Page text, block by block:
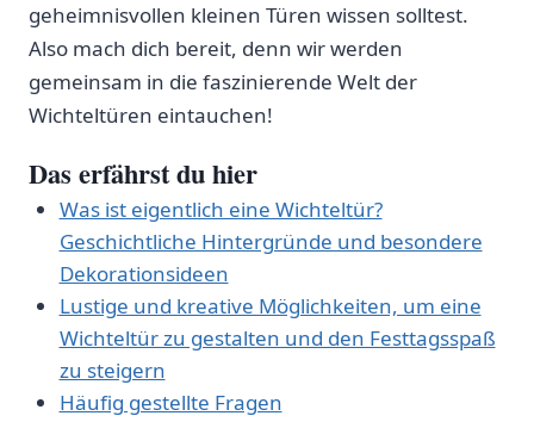
geheimnisvollen kleinen‌ Türen wissen solltest.
Also‌ mach dich ​bereit,⁣ denn wir ⁢werden
gemeinsam in die faszinierende⁣ Welt der
Wichteltüren eintauchen!
Das erfährst du hier
Was ist eigentlich eine​ Wichteltür?
‍Geschichtliche Hintergründe und besondere
Dekorationsideen
Lustige und ⁢kreative Möglichkeiten,‌ um eine
Wichteltür zu gestalten‍ und den Festtagsspaß⁤
zu steigern
Häufig gestellte Fragen